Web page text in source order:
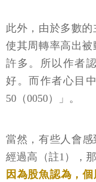
此外，由於多數的
使其周轉率高出
許多。所以作者
好。而作者心目
50（0050）」。
當然，有些人會感
經過高（註1），
因為股魚認為，